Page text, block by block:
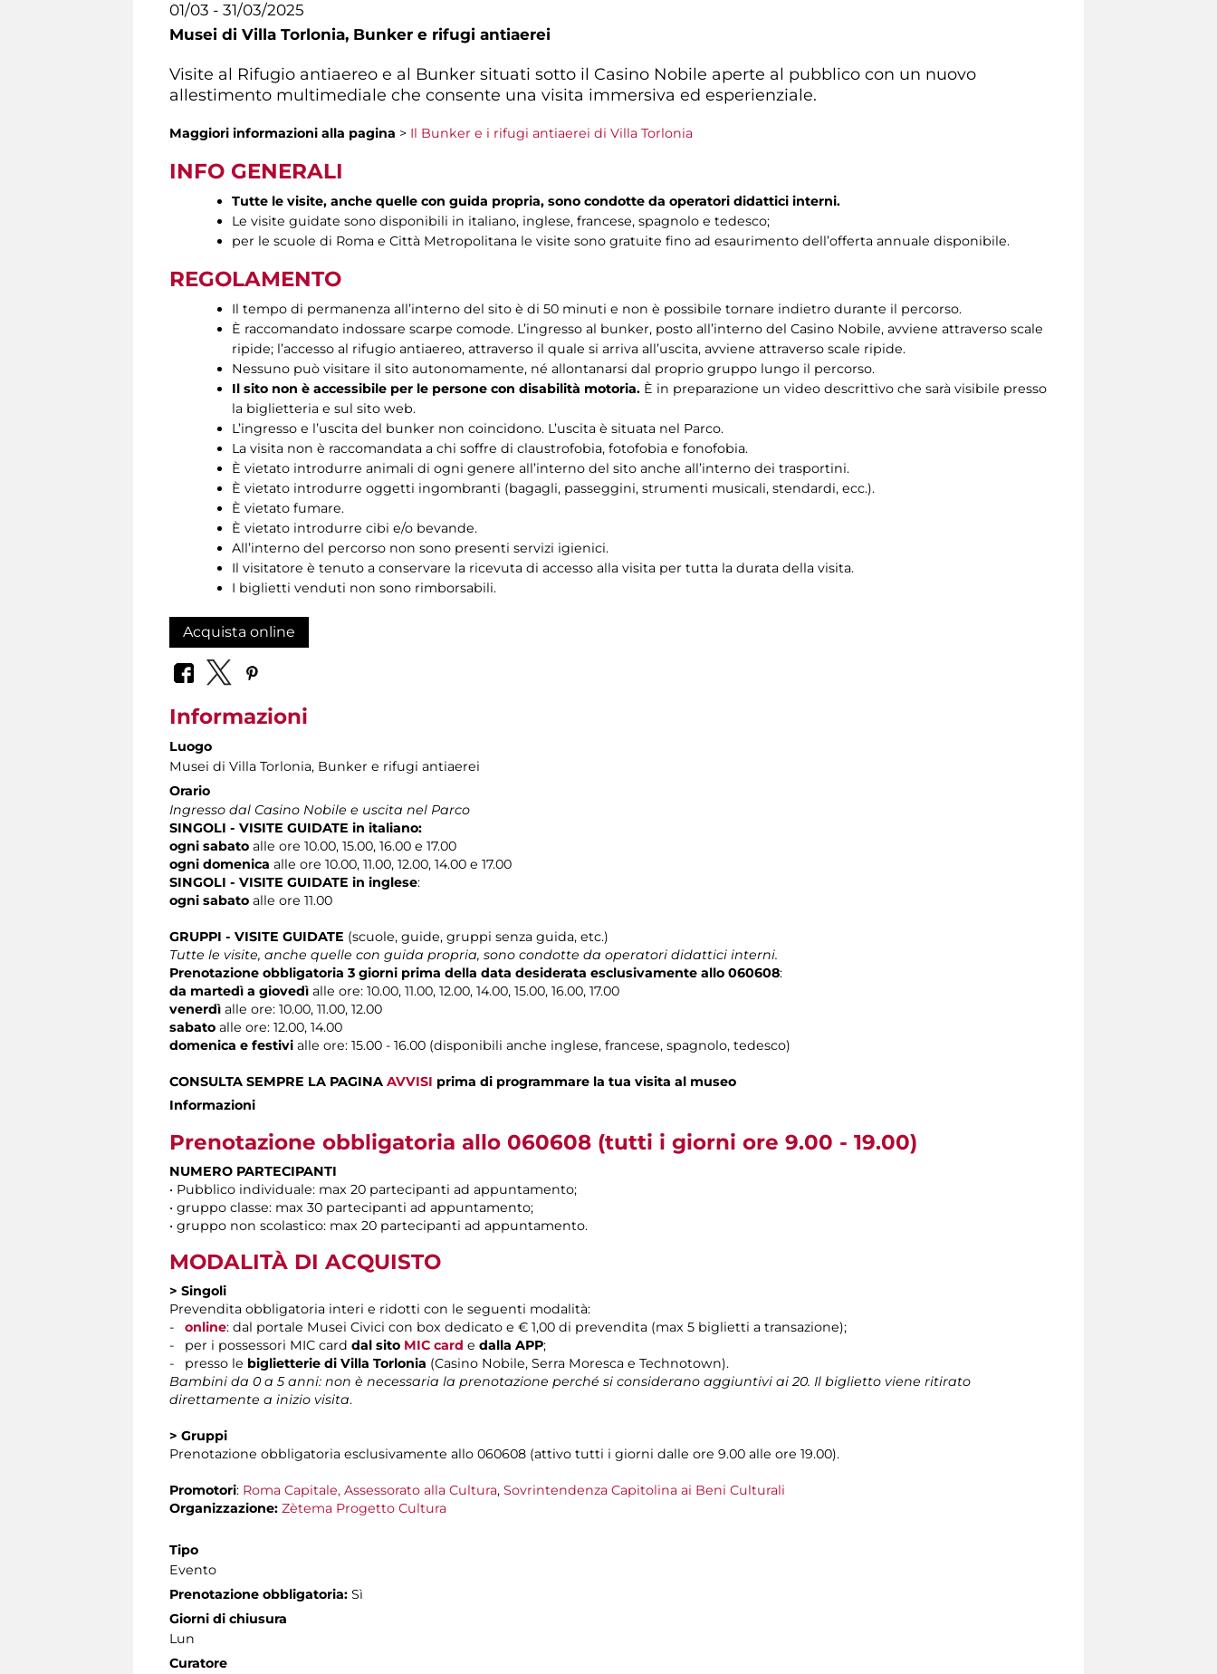
01/03 - 31/03/2025
Musei di Villa Torlonia, Bunker e rifugi antiaerei
Visite al Rifugio antiaereo e al Bunker situati sotto il Casino Nobile aperte al pubblico con un nuovo
allestimento multimediale che consente una visita immersiva ed esperienziale.
Maggiori informazioni alla pagina > Il Bunker e i rifugi antiaerei di Villa Torlonia
INFO GENERALI
Tutte le visite, anche quelle con guida propria, sono condotte da operatori didattici interni.
Le visite guidate sono disponibili in italiano, inglese, francese, spagnolo e tedesco;
per le scuole di Roma e Città Metropolitana le visite sono gratuite fino ad esaurimento dell’offerta annuale disponibile.
REGOLAMENTO
Il tempo di permanenza all’interno del sito è di 50 minuti e non è possibile tornare indietro durante il percorso.
È raccomandato indossare scarpe comode. L’ingresso al bunker, posto all’interno del Casino Nobile, avviene attraverso scale
ripide; l’accesso al rifugio antiaereo, attraverso il quale si arriva all’uscita, avviene attraverso scale ripide.
Nessuno può visitare il sito autonomamente, né allontanarsi dal proprio gruppo lungo il percorso.
Il sito non è accessibile per le persone con disabilità motoria.È in preparazione un video descrittivo che sarà visibile presso
la biglietteria e sul sito web.
L’ingresso e l’uscita del bunker non coincidono. L’uscita è situata nel Parco.
La visita non è raccomandata a chi soffre di claustrofobia, fotofobia e fonofobia.
È vietato introdurre animali di ogni genere all’interno del sito anche all’interno dei trasportini.
È vietato introdurre oggetti ingombranti (bagagli, passeggini, strumenti musicali, stendardi, ecc.).
È vietato fumare.
È vietato introdurre cibi e/o bevande.
All’interno del percorso non sono presenti servizi igienici.
Il visitatore è tenuto a conservare la ricevuta di accesso alla visita per tutta la durata della visita.
I biglietti venduti non sono rimborsabili.
Acquista online
Informazioni
Luogo
Musei di Villa Torlonia, Bunker e rifugi antiaerei
Orario
Ingresso dal Casino Nobile e uscita nel Parco
SINGOLI - VISITE GUIDATE in italiano:
ogni sabato alle ore 10.00, 15.00, 16.00 e 17.00
ogni domenica alle ore 10.00, 11.00, 12.00, 14.00 e 17.00
SINGOLI - VISITE GUIDATE in inglese:
ogni sabato alle ore 11.00
GRUPPI - VISITE GUIDATE (scuole, guide, gruppi senza guida, etc.)
Tutte le visite, anche quelle con guida propria, sono condotte da operatori didattici interni.
Prenotazione obbligatoria 3 giorni prima della data desiderata esclusivamente allo 060608:
da martedì a giovedì alle ore: 10.00, 11.00, 12.00, 14.00, 15.00, 16.00, 17.00
venerdì alle ore: 10.00, 11.00, 12.00
sabato alle ore: 12.00, 14.00
domenica e festivi alle ore: 15.00 - 16.00 (disponibili anche inglese, francese, spagnolo, tedesco)
CONSULTA SEMPRE LA PAGINA AVVISI prima di programmare la tua visita al museo
Informazioni
Prenotazione obbligatoria allo 060608 (tutti i giorni ore 9.00 - 19.00)
NUMERO PARTECIPANTI
• Pubblico individuale: max 20 partecipanti ad appuntamento;
• gruppo classe: max 30 partecipanti ad appuntamento;
• gruppo non scolastico: max 20 partecipanti ad appuntamento.
MODALITÀ DI ACQUISTO
> Singoli
Prevendita obbligatoria interi e ridotti con le seguenti modalità:
- online: dal portale Musei Civici con box dedicato e € 1,00 di prevendita (max 5 biglietti a transazione);
- per i possessori MIC card dal sito MIC card e dalla APP;
- presso le biglietterie di Villa Torlonia (Casino Nobile, Serra Moresca e Technotown).
Bambini da 0 a 5 anni: non è necessaria la prenotazione perché si considerano aggiuntivi ai 20. Il biglietto viene ritirato
direttamente a inizio visita.
> Gruppi
Prenotazione obbligatoria esclusivamente allo 060608 (attivo tutti i giorni dalle ore 9.00 alle ore 19.00).
Promotori: Roma Capitale, Assessorato alla Cultura, Sovrintendenza Capitolina ai Beni Culturali
Organizzazione: Zètema Progetto Cultura
Tipo
Evento
Prenotazione obbligatoria: Sì
Giorni di chiusura
Lun
Curatore